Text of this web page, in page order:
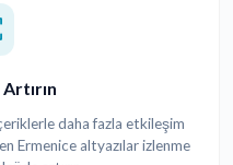
daha fazla etkileşim
Ermenice altyazılar izlenme